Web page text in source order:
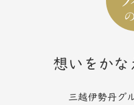
想いをかな
三越伊勢丹グ